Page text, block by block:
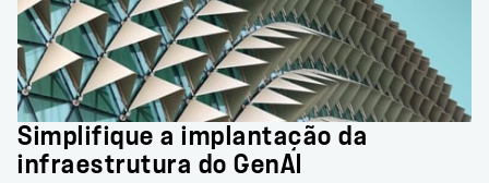
Simplifique a implantação da
infraestrutura do GenAI